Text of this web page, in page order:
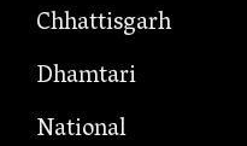
Chhattisgarh
Dhamtari
National